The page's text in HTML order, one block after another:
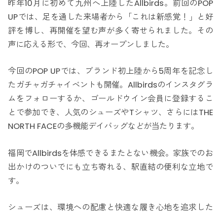
昨年10月に初めて九州へ上陸したAllbirds。前回のPOP
UPでは、足を通した来場者から「これは新感覚！」と好
評を博し、再開催を望む声が多く寄せられました。その
声に応える形で、今回、再オープンしました。
今回のPOP UPでは、ブランド初上陸から5周年を記念し
たガチャガチャイベントも開催。Allbirdsのインスタグラ
ムをフォローするか、ゴールドウイン会員に登録するこ
とで参加でき、人気のシューズやTシャツ、さらにはTHE
NORTH FACEの多機能デイバッグなどが当たります。
福岡でAllbirdsを体感できるまたとない機会。家族でのお
出かけのついでにも立ち寄れる、駅直結の便利な立地で
す。
シューズは、環境への配慮と快適な履き心地を追求した